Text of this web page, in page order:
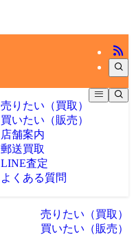
売りたい（買取）
買いたい（販売）
店舗案内
郵送買取
LINE査定
よくある質問
売りたい（買取）
買いたい（販売）